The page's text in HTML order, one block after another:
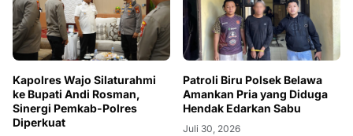
Kapolres Wajo Silaturahmi
ke Bupati Andi Rosman,
Sinergi Pemkab-Polres
Diperkuat
Patroli Biru Polsek Belawa
Amankan Pria yang Diduga
Hendak Edarkan Sabu
Juli 30, 2026